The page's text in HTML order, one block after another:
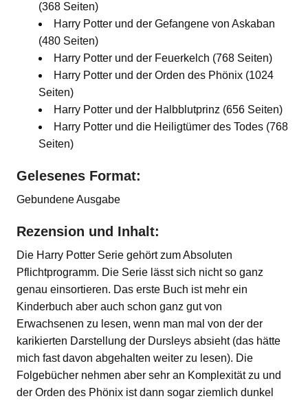
(368 Seiten)
Harry Potter und der Gefangene von Askaban
(480 Seiten)
Harry Potter und der Feuerkelch (768 Seiten)
Harry Potter und der Orden des Phönix (1024
Seiten)
Harry Potter und der Halbblutprinz (656 Seiten)
Harry Potter und die Heiligtümer des Todes (768
Seiten)
Gelesenes Format:
Gebundene Ausgabe
Rezension und Inhalt:
Die Harry Potter Serie gehört zum Absoluten
Pflichtprogramm. Die Serie lässt sich nicht so ganz
genau einsortieren. Das erste Buch ist mehr ein
Kinderbuch aber auch schon ganz gut von
Erwachsenen zu lesen, wenn man mal von der der
karikierten Darstellung der Dursleys absieht (das hätte
mich fast davon abgehalten weiter zu lesen). Die
Folgebücher nehmen aber sehr an Komplexität zu und
der Orden des Phönix ist dann sogar ziemlich dunkel